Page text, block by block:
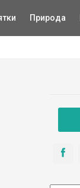
Природа